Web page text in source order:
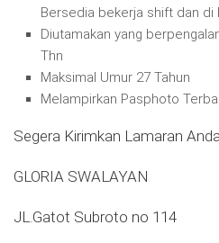
Bersedia bekerja shift dan di
Diutamakan yang
Thn
Maksimal Umur 27 Tahun
Melampirkan Pasphoto
Segera Kirimkan Lamaran
GLORIA SWALAYAN
JL.Gatot Subroto no 114